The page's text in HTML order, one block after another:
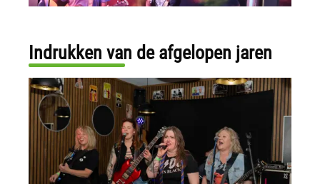
Indrukken van de afgelopen jaren